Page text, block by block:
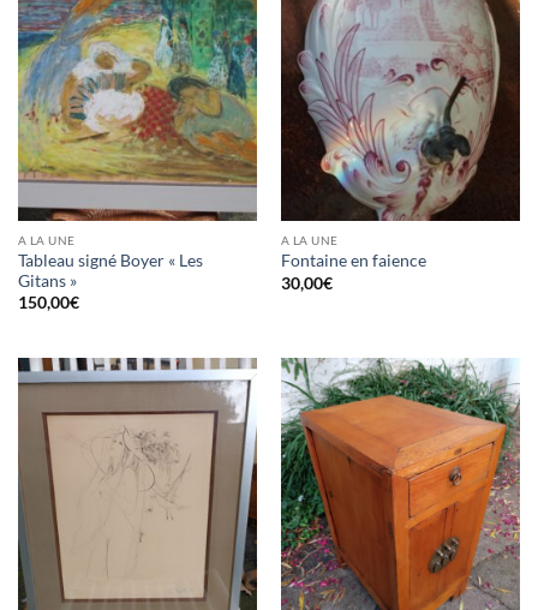
A LA UNE
Tableau signé Boyer « Les
Gitans »
150,00€
A LA UNE
Fontaine en faience
30,00€